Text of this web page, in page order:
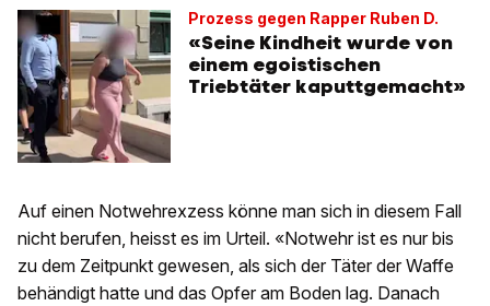
Prozess gegen Rapper Ruben D.
«Seine Kindheit wurde von
einem egoistischen
Triebtäter kaputtgemacht»
Auf einen Notwehrexzess könne man sich in diesem Fall
nicht berufen, heisst es im Urteil. «Notwehr ist es nur bis
zu dem Zeitpunkt gewesen, als sich der Täter der Waffe
behändigt hatte und das Opfer am Boden lag. Danach